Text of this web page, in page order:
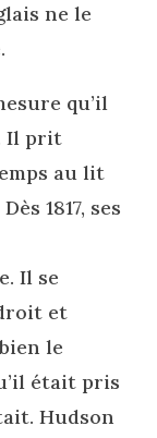
ne le
qu’il
Il prit
au lit
1817, ses
Il se
et
le
était pris
Hudson